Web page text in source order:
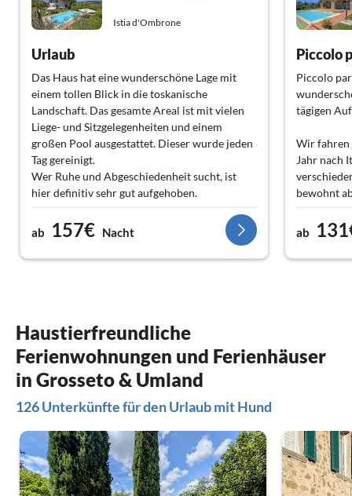
Istia d'Ombrone
Urlaub
Das Haus hat eine wunderschöne Lage mit
einem tollen Blick in die toskanische
Landschaft. Das gesamte Areal ist mit vielen
Liege- und Sitzgelegenheiten und einem
großen Pool ausgestattet. Dieser wurde jeden
Tag gereinigt.
Wer Ruhe und Abgeschiedenheit sucht, ist
hier definitiv sehr gut aufgehoben.
Wir möchten uns auf diesem Weg nochmal
herzlichst bei Frau Schuler bedanken, die uns
bei einem medizinischen Notfall sofort zur
Seite stand. Sie orderte einen Rettungswagen
Harald und Ina W. , Bernd und Sabine B.
ab 157€ Nacht
Piccolo
Piccolo
tägigen
Wir fahren
Jahr nach
bewohnt
getoppt.
Ein tolles
Maremma.
più belli
Fazit:Es
Unterkunft
ab
Haustierfreundliche
Ferienwohnungen und Ferienhäuser
in Grosseto & Umland
126 Unterkünfte für den Urlaub mit Hund